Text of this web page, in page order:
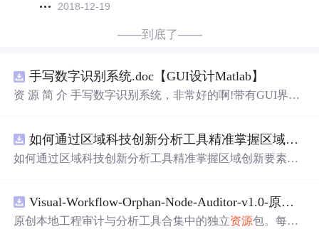
2018-12-19
——到底了——
手写数字识别系统.doc【GUI设计Matlab】
资 源 简 介 手写数字识别系统，非常好的啊!带有GUI界
带有直观的图形用户界面（GUI），非常容易使用。你只
需要将手写数字输入系统，它将立即给出准确的识别结
是一个非常方便和实用的工具，你一定会喜欢它的！
如何通过区域科技创新分析工具精准掌握区域创新要素分布与产业链融合现状？.docx
如何通过区域科技创新分析工具精准掌握区域创新要素分
Visual-Workflow-Orphan-Node-Auditor-v1.0-原创源码与文档.zip
原创本地工程审计与分析工具合集中的独立资源包。每个